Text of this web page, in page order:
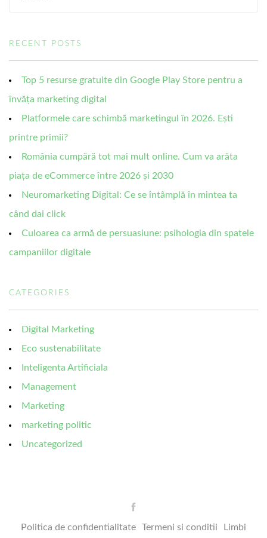
RECENT POSTS
Top 5 resurse gratuite din Google Play Store pentru a
învăța marketing digital
Platformele care schimbă marketingul în 2026. Ești
printre primii?
România cumpără tot mai mult online. Cum va arăta
piața de eCommerce între 2026 și 2030
Neuromarketing Digital: Ce se întâmplă în mintea ta
când dai click
Culoarea ca armă de persuasiune: psihologia din spatele
campaniilor digitale
CATEGORIES
Digital Marketing
Eco sustenabilitate
Inteligenta Artificiala
Management
Marketing
marketing politic
Uncategorized
Politica de confidentialitate Termeni si conditii Limbi